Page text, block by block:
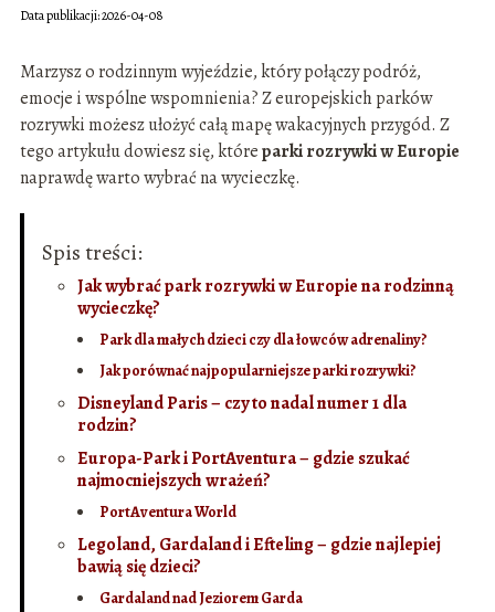
Data publikacji: 2026-04-08
Marzysz o rodzinnym wyjeździe, który połączy podróż,
emocje i wspólne wspomnienia? Z europejskich parków
rozrywki możesz ułożyć całą mapę wakacyjnych przygód. Z
tego artykułu dowiesz się, któreparki rozrywki w Europie
naprawdę warto wybrać na wycieczkę.
Spis treści:
Jak wybrać park rozrywki w Europie na rodzinną
wycieczkę?
Park dla małych dzieci czy dla łowców adrenaliny?
Jak porównać najpopularniejsze parki rozrywki?
Disneyland Paris – czy to nadal numer 1 dla
rodzin?
Europa-Park i PortAventura – gdzie szukać
najmocniejszych wrażeń?
PortAventura World
Legoland, Gardaland i Efteling – gdzie najlepiej
bawią się dzieci?
Gardaland nad Jeziorem Garda